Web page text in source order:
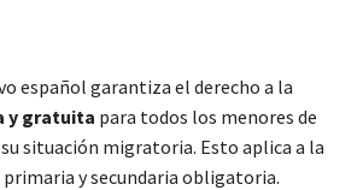
español garantiza el derecho a la
y gratuita para todos los menores de
situación migratoria. Esto aplica a la
y secundaria obligatoria.